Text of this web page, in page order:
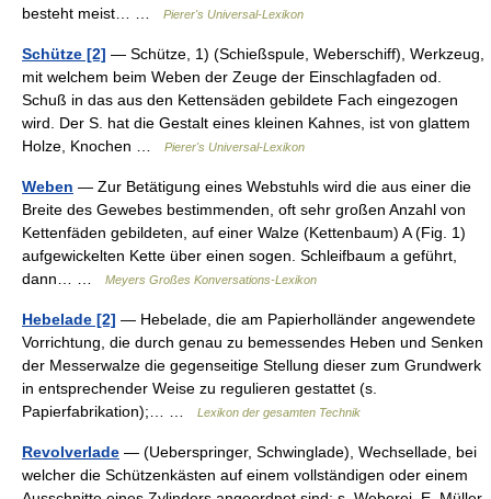
besteht meist… …
Pierer's Universal-Lexikon
Schütze [2] — Schütze, 1) (Schießspule, Weberschiff), Werkzeug,
mit welchem beim Weben der Zeuge der Einschlagfaden od.
Schuß in das aus den Kettensäden gebildete Fach eingezogen
wird. Der S. hat die Gestalt eines kleinen Kahnes, ist von glattem
Holze, Knochen …
Pierer's Universal-Lexikon
Weben — Zur Betätigung eines Webstuhls wird die aus einer die
Breite des Gewebes bestimmenden, oft sehr großen Anzahl von
Kettenfäden gebildeten, auf einer Walze (Kettenbaum) A (Fig. 1)
aufgewickelten Kette über einen sogen. Schleifbaum a geführt,
dann… …
Meyers Großes Konversations-Lexikon
Hebelade [2] — Hebelade, die am Papierholländer angewendete
Vorrichtung, die durch genau zu bemessendes Heben und Senken
der Messerwalze die gegenseitige Stellung dieser zum Grundwerk
in entsprechender Weise zu regulieren gestattet (s.
Papierfabrikation);… …
Lexikon der gesamten Technik
Revolverlade — (Ueberspringer, Schwinglade), Wechsellade, bei
welcher die Schützenkästen auf einem vollständigen oder einem